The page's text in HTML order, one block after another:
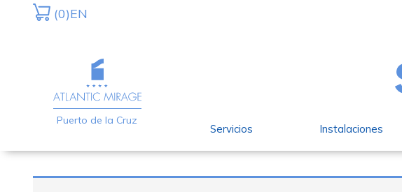
(0)EN
Puerto de la Cruz
Servicios Instalaciones